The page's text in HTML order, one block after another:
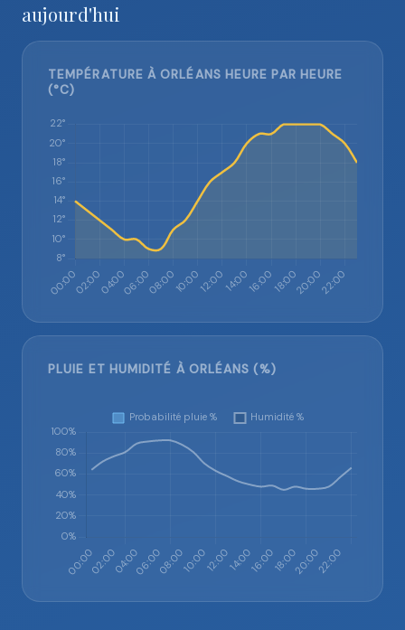
aujourd'hui
TEMPÉRATURE À ORLÉANS HEURE PAR HEURE
(°C)
PLUIE ET HUMIDITÉ À ORLÉANS (%)